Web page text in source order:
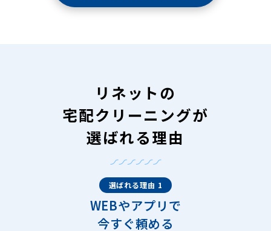
リネットの
宅配クリーニングが
選ばれる理由
選ばれる理由 1
WEBやアプリで
今すぐ頼める